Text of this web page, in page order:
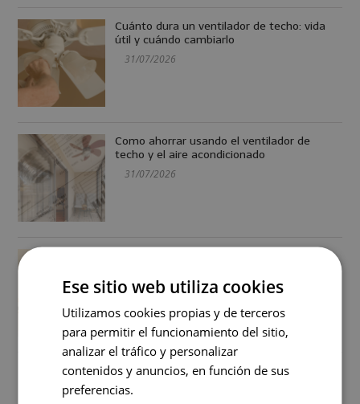
Cuánto dura un ventilador de techo: vida
útil y cuándo cambiarlo
31/07/2026
Como ahorrar usando el ventilador de
techo y el aire acondicionado
31/07/2026
31/07/2026
+ Vistos
Ese sitio web utiliza cookies
Utilizamos cookies propias y de terceros
para permitir el funcionamiento del sitio,
analizar el tráfico y personalizar
contenidos y anuncios, en función de sus
preferencias.